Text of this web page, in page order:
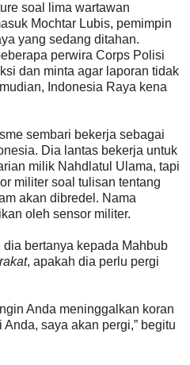
soal lima wartawan
Mochtar Lubis, pemimpin
yang sedang ditahan.
perwira Corps Polisi
dan minta agar laporan tidak
Indonesia Raya kena
sembari bekerja sebagai
Dia lantas bekerja untuk
milik Nahdlatul Ulama, tapi
militer soal tulisan tentang
akan dibredel. Nama
oleh sensor militer.
bertanya kepada Mahbub
, apakah dia perlu pergi
Anda meninggalkan koran
saya akan pergi,” begitu